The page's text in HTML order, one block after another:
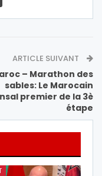
ARTICLE SUIVANT
– Marathon des
sables: Le Marocain
premier de la 3è
étape